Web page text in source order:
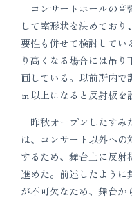
コンサートホールの音
して室形状を決めてお
要性も併せて検討してい
り高くなる場合には吊
画している。以前所内
ｍ以上になると反射板を
昨秋オープンしたすみ
は、コンサート以外へ
するため、舞台上に反射
進めた。前述したよう
が不可欠なため、舞台か